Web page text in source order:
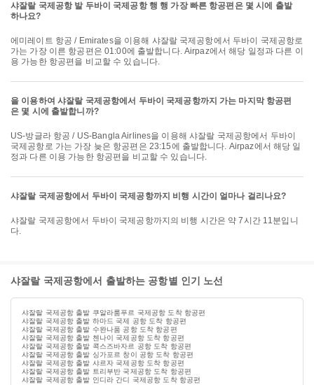
샤잘랄 국제공항 발 두바이 국제공항 행 행 가장 빠른 항공편은 몇 시에 출발
하나요?
에미레이트 항공 / Emirates을 이용해 샤잘랄 국제공항에서 두바이 국제공항로
가는 가장 이른 항공편은 01:00에 출발합니다. Airpaz에서 해당 일정과 다른 이
용 가능한 항공편을 비교할 수 있습니다.
을 이용하여 샤잘랄 국제공항에서 두바이 국제공항까지 가는 마지막 항공편
은 몇 시에 출발합니까?
US-방글라 항공 / US-Bangla Airlines을 이용해 샤잘랄 국제공항에서 두바이
국제공항로 가는 가장 늦은 항공편은 23:15에 출발합니다. Airpaz에서 해당 일
정과 다른 이용 가능한 항공편을 비교할 수 있습니다.
샤잘랄 국제공항에서 두바이 국제공항까지 비행 시간이 얼마나 걸리나요?
샤잘랄 국제공항에서 두바이 국제공항까지의 비행 시간은 약 7시간 11분입니
다.
샤잘랄 국제공항에서 출발하는 공항별 인기 노선
샤잘랄 국제공항 출발 쿠알라룸푸르 국제공항 도착 항공편
샤잘랄 국제공항 출발 하마드 국제 공항 도착 항공편
샤잘랄 국제공항 출발 수완나품 공항 도착 항공편
샤잘랄 국제공항 출발 첸나이 국제공항 도착 항공편
샤잘랄 국제공항 출발 콕스즈바자르 공항 도착 항공편
샤잘랄 국제공항 출발 싱가포르 창이 공항 도착 항공편
샤잘랄 국제공항 출발 샤르자 국제공항 도착 항공편
샤잘랄 국제공항 출발 트리부반 국제공항 도착 항공편
샤잘랄 국제공항 출발 인디라 간디 국제공항 도착 항공편